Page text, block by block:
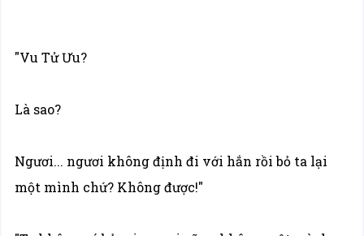
"Vu Tử Ưu?
Là sao?
Ngươi... ngươi không định đi với hắn rồi bỏ ta lại
một mình chứ? Không được!"